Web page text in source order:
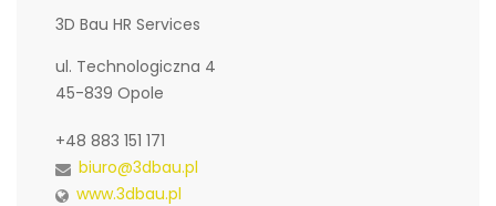
3D Bau HR Services
ul. Technologiczna 4
45-839 Opole
+48 883 151 171
biuro@3dbau.pl
www.3dbau.pl